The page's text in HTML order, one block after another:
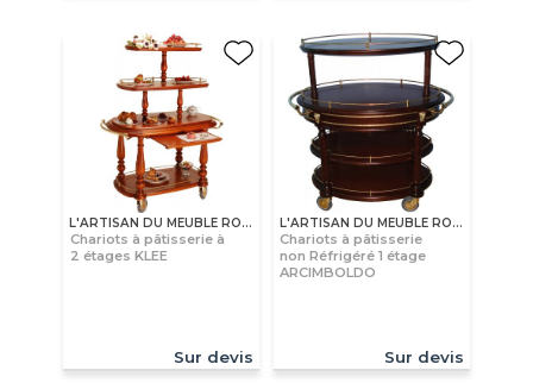
L'ARTISAN DU MEUBLE ROLLAND
Chariots à pâtisserie à
2 étages KLEE
Sur devis
L'ARTISAN DU MEUBLE ROLLAND
Chariots à pâtisserie
non Réfrigéré 1 étage
ARCIMBOLDO
Sur devis